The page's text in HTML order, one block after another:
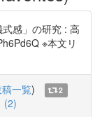
感」の研究 : 高
※本文リ
一覧)
2
(2)